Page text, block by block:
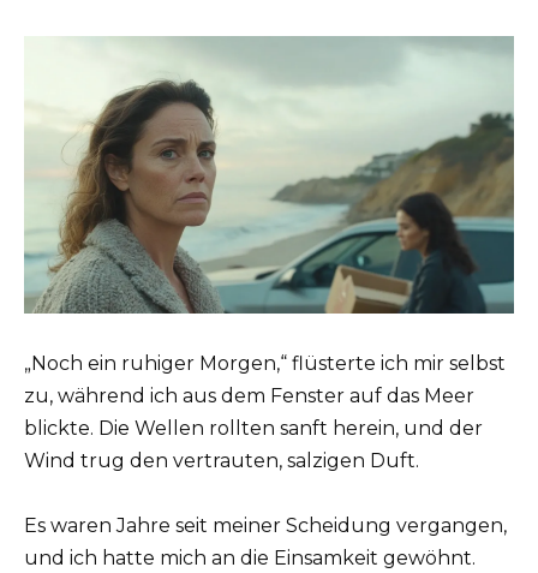
„Noch ein ruhiger Morgen,“ flüsterte ich mir selbst
zu, während ich aus dem Fenster auf das Meer
blickte. Die Wellen rollten sanft herein, und der
Wind trug den vertrauten, salzigen Duft.
Es waren Jahre seit meiner Scheidung vergangen,
und ich hatte mich an die Einsamkeit gewöhnt.